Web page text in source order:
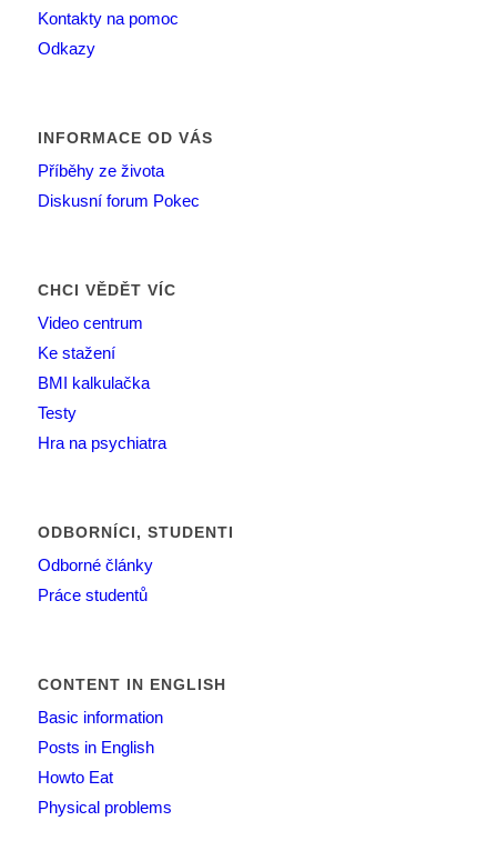
Kontakty na pomoc
Odkazy
INFORMACE OD VÁS
Příběhy ze života
Diskusní forum Pokec
CHCI VĚDĚT VÍC
Video centrum
Ke stažení
BMI kalkulačka
Testy
Hra na psychiatra
ODBORNÍCI, STUDENTI
Odborné články
Práce studentů
CONTENT IN ENGLISH
Basic information
Posts in English
Howto Eat
Physical problems